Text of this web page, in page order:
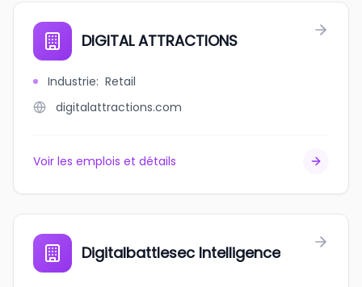
DIGITAL ATTRACTIONS
Industrie: Retail
digitalattractions.com
Voir les emplois et détails
Digitalbattlesec Intelligence